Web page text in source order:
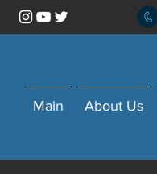
Main About Us